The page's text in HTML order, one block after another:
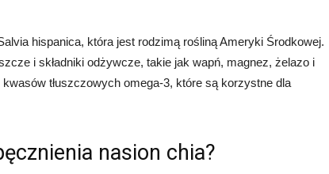
hispanica, która jest rodzimą rośliną Ameryki Środkowej.
i składniki odżywcze, takie jak wapń, magnez, żelazo i
tłuszczowych omega-3, które są korzystne dla
nasion chia?